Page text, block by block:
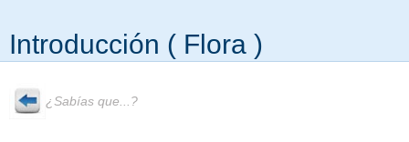
Introducción ( Flora )
¿Sabías que...?